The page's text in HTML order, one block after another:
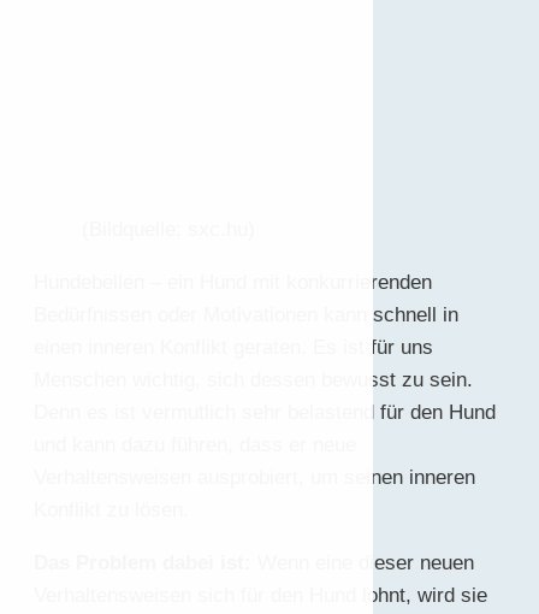
Hundebellen – ein Hund mit konkurrierenden
Bedürfnissen oder Motivationen kann schnell in
einen inneren Konflikt geraten. Es ist für uns
Menschen wichtig, sich dessen bewusst zu sein.
Denn es ist vermutlich sehr belastend für den Hund
Verhaltensweisen ausprobiert, um seinen inneren
Wenn eine dieser neuen
Verhaltensweisen sich für den Hund lohnt, wird sie